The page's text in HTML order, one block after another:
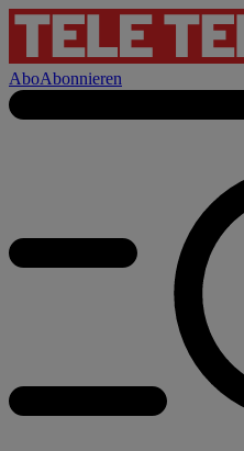
AboAbonnieren